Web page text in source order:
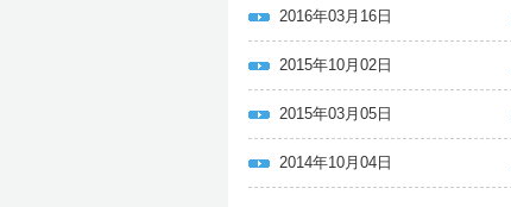
2016年03月16日
2015年10月02日
2015年03月05日
2014年10月04日